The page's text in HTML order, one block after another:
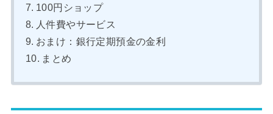
100円ショップ
人件費やサービス
おまけ：銀行定期預金の金利
まとめ